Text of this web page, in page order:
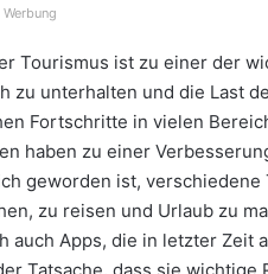
Werbung
Tourismus ist zu einer der
zu unterhalten und die Last
Fortschritte in vielen
haben zu einer
geworden ist, verschiedene
zu reisen und Urlaub zu
auch Apps, die in letzter Zeit